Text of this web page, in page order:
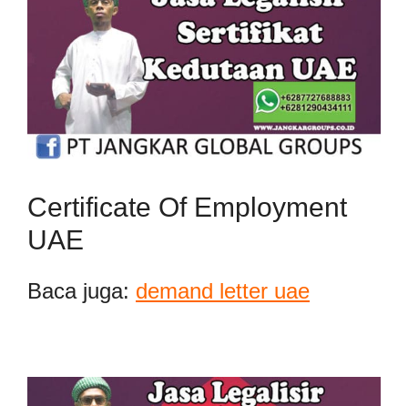
Certificate Of Employment
UAE
Baca juga: demand letter uae